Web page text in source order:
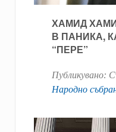
ХАМИД
В ПАНИКА,
“ПЕРЕ”
Публикувано:
Народно